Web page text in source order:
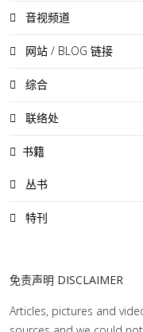
音视频道
网站 / BLOG 链接
综合
联络处
书籍
丛书
特刊
免责声明 DISCLAIMER
Articles, pictures and